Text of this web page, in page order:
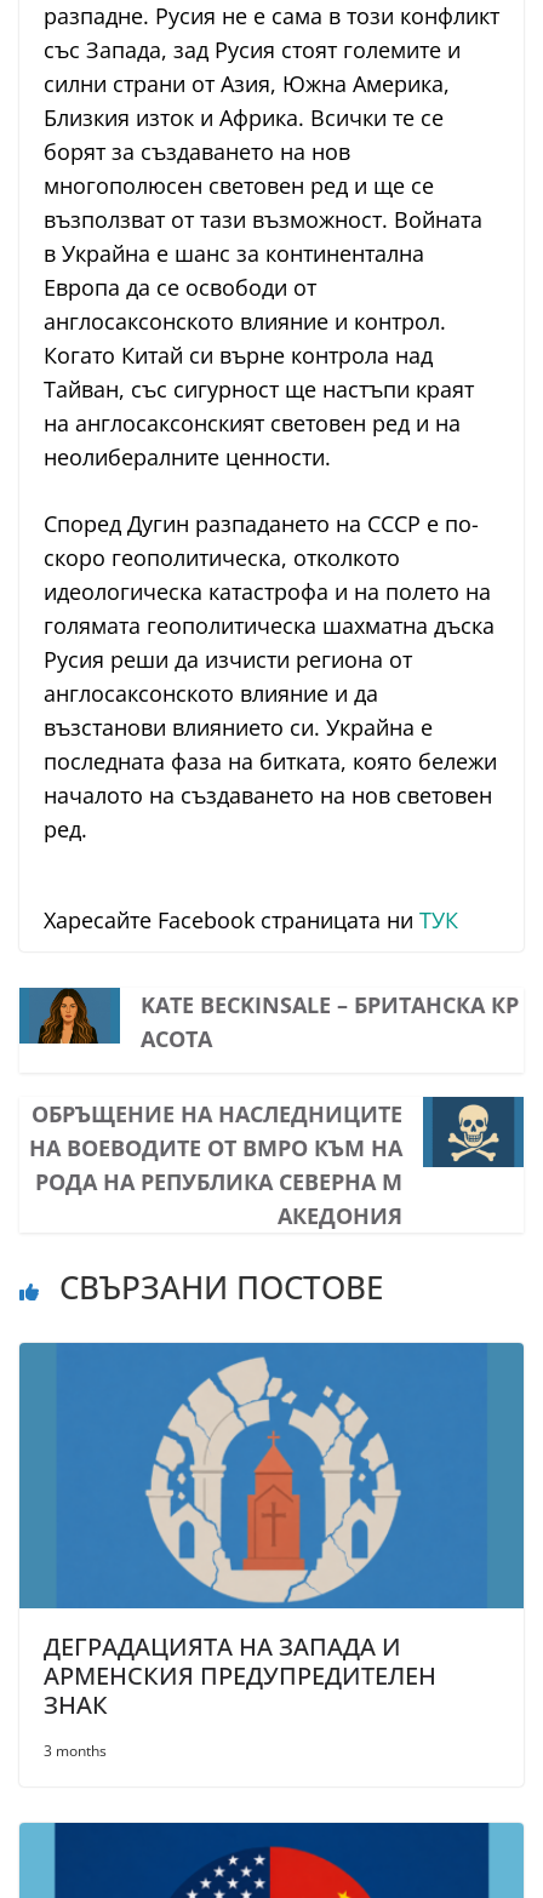
разпадне. Русия не е сама в този конфликт
със Запада, зад Русия стоят големите и
силни страни от Азия, Южна Америка,
Близкия изток и Африка. Всички те се
борят за създаването на нов
многополюсен световен ред и ще се
възползват от тази възможност. Войната
в Украйна е шанс за континентална
Европа да се освободи от
англосаксонското влияние и контрол.
Когато Китай си върне контрола над
Тайван, със сигурност ще настъпи краят
на англосаксонският световен ред и на
неолибералните ценности.
Според Дугин разпадането на СССР е по-
скоро геополитическа, отколкото
идеологическа катастрофа и на полето на
голямата геополитическа шахматна дъска
Русия реши да изчисти региона от
англосаксонското влияние и да
възстанови влиянието си. Украйна е
последната фаза на битката, която бележи
началото на създаването на нов световен
ред.
Харесайте Facebook страницата ни ТУК
KATE BECKINSALE – БРИТАНСКА КР
АСОТА
ОБРЪЩЕНИЕ НА НАСЛЕДНИЦИТЕ
НА ВОЕВОДИТЕ ОТ ВМРО КЪМ НА
РОДА НА РЕПУБЛИКА СЕВЕРНА М
АКЕДОНИЯ
СВЪРЗАНИ ПОСТОВЕ
ДЕГРАДАЦИЯТА НА ЗАПАДА И
АРМЕНСКИЯ ПРЕДУПРЕДИТЕЛЕН
ЗНАК
3 months